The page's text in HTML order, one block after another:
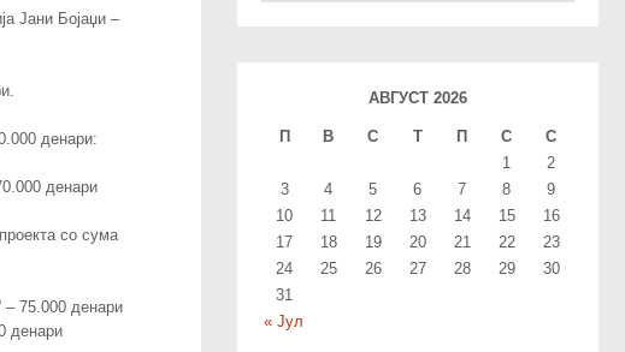
Јани Бојаџи –
денари:
денари
со сума
– 75.000 денари
денари
АВГУСТ 2026
П В С T П С С
« Јул
1
2
3
4 5 6 7 8
9
10
11 12 13 14 15
16
17
18 19 20 21 22
23
24
25 26 27 28 29
30
31